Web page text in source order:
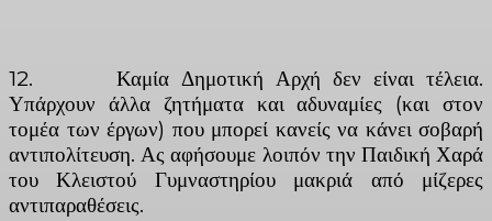
12. Καμία Δημοτική Αρχή δεν είναι τέλεια.
Υπάρχουν άλλα ζητήματα και αδυναμίες (και στον
τομέα των έργων) που μπορεί κανείς να κάνει σοβαρή
αντιπολίτευση. Ας αφήσουμε λοιπόν την Παιδική Χαρά
του Κλειστού Γυμναστηρίου μακριά από μίζερες
αντιπαραθέσεις.